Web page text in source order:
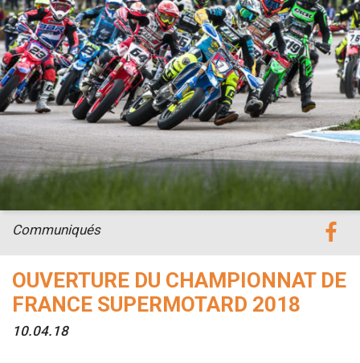
OUVERTURE DU CHAMPIONNAT DE
FRANCE SUPERMOTARD 2018
10.04.18
Communiqués